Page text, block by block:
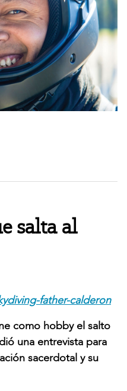
address
salta al
father-calderon
como hobby el salto
una entrevista para
sacerdotal y su